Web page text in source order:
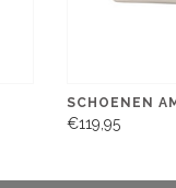
SCHOENEN
€119,95